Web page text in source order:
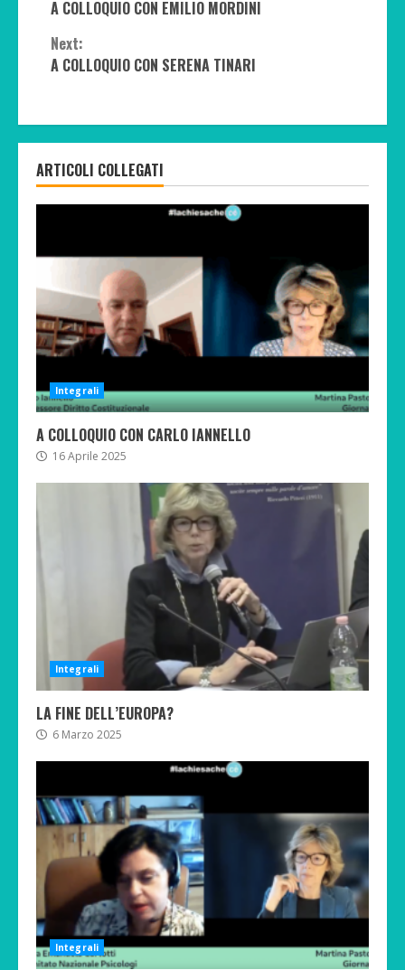
Reading
A COLLOQUIO CON EMILIO MORDINI
Next:
A COLLOQUIO CON SERENA TINARI
ARTICOLI COLLEGATI
Integrali
A COLLOQUIO CON CARLO IANNELLO
16 Aprile 2025
Integrali
LA FINE DELL’EUROPA?
6 Marzo 2025
Integrali